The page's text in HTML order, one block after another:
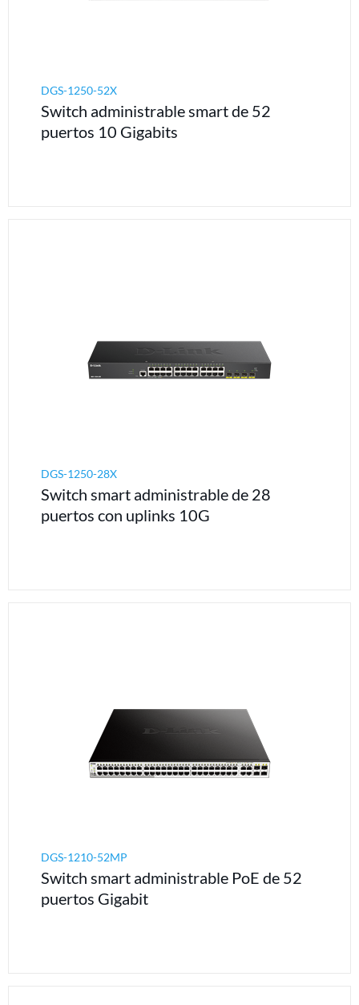
DGS-1250-52X
Switch administrable smart de 52
puertos 10 Gigabits
DGS-1250-28X
Switch smart administrable de 28
puertos con uplinks 10G
DGS-1210-52MP
Switch smart administrable PoE de 52
puertos Gigabit